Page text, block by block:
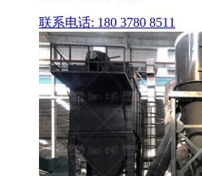
联系电话: 180 3780 8511